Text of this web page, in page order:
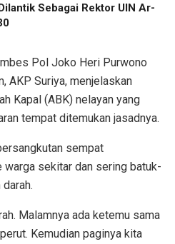
Sebagai Rektor UIN Ar-
Pol Joko Heri Purwono
AKP Suriya, menjelaskan
Kapal (ABK) nelayan yang
tempat ditemukan jasadnya.
sempat
sekitar dan sering batuk-
Malamnya ada ketemu sama
Kemudian paginya kita